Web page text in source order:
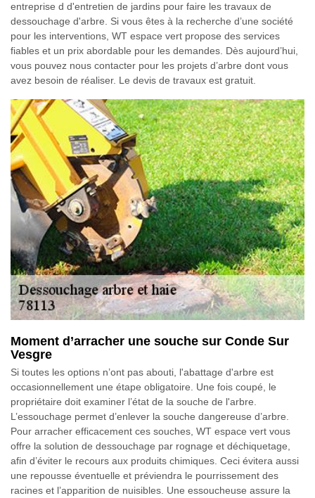
entreprise d d'entretien de jardins pour faire les travaux de
dessouchage d'arbre. Si vous êtes à la recherche d’une société
pour les interventions, WT espace vert propose des services
fiables et un prix abordable pour les demandes. Dès aujourd’hui,
vous pouvez nous contacter pour les projets d’arbre dont vous
avez besoin de réaliser. Le devis de travaux est gratuit.
Moment d’arracher une souche sur Conde Sur
Vesgre
Si toutes les options n’ont pas abouti, l'abattage d'arbre est
occasionnellement une étape obligatoire. Une fois coupé, le
propriétaire doit examiner l’état de la souche de l'arbre.
L’essouchage permet d’enlever la souche dangereuse d’arbre.
Pour arracher efficacement ces souches, WT espace vert vous
offre la solution de dessouchage par rognage et déchiquetage,
afin d’éviter le recours aux produits chimiques. Ceci évitera aussi
une repousse éventuelle et préviendra le pourrissement des
racines et l’apparition de nuisibles. Une essoucheuse assure la